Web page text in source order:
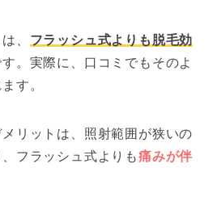
、 フラッシュ式よりも脱毛効
。実際に、口コミでもそのよ
す。
リットは、照射範囲が狭いの
フラッシュ式よりも痛みが伴